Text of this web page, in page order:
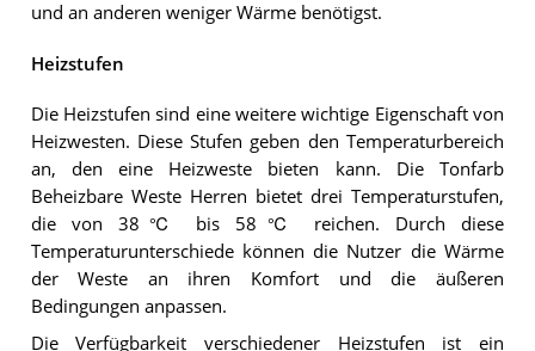
und an anderen weniger Wärme benötigst.
Heizstufen
Die Heizstufen sind eine weitere wichtige Eigenschaft von
Heizwesten. Diese Stufen geben den Temperaturbereich
an, den eine Heizweste bieten kann. Die Tonfarb
Beheizbare Weste Herren bietet drei Temperaturstufen,
die von 38℃ bis 58℃ reichen. Durch diese
Temperaturunterschiede können die Nutzer die Wärme
der Weste an ihren Komfort und die äußeren
Bedingungen anpassen.
Die Verfügbarkeit verschiedener Heizstufen ist ein